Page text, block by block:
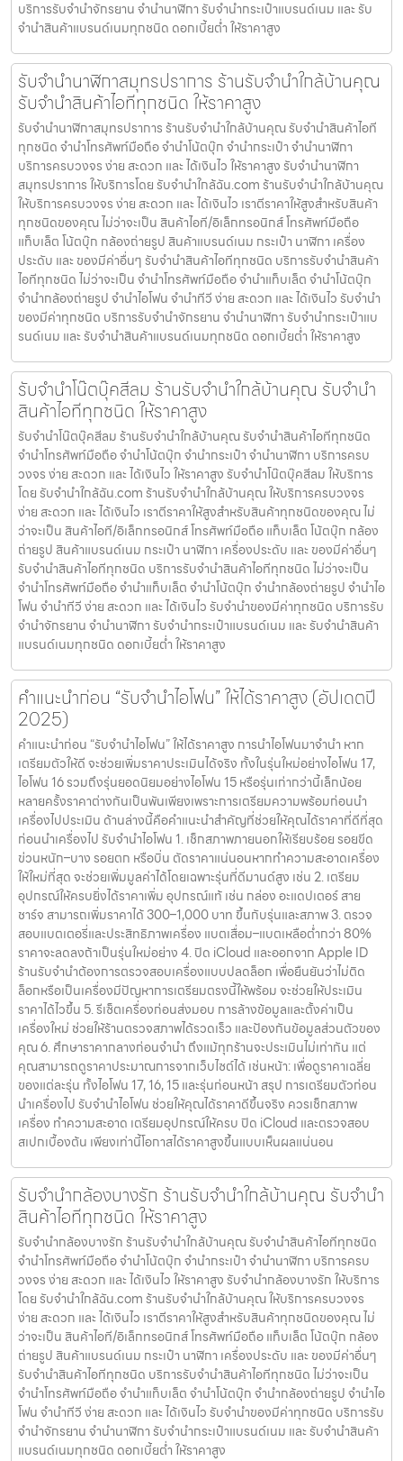
บริการรับจำนำจักรยาน จำนำนาฬิกา รับจำนำกระเป๋าแบรนด์เนม และ รับ
จำนำสินค้าแบรนด์เนมทุกชนิด ดอกเบี้ยต่ำ ให้ราคาสูง
รับจำนำนาฬิกาสมุทรปราการ ร้านรับจำนำใกล้บ้านคุณ
รับจำนำสินค้าไอทีทุกชนิด ให้ราคาสูง
รับจำนำนาฬิกาสมุทรปราการ ร้านรับจำนำใกล้บ้านคุณ รับจำนำสินค้าไอที
ทุกชนิด จำนำโทรศัพท์มือถือ จำนำโน้ตบุ๊ก จำนำกระเป๋า จำนำนาฬิกา
บริการครบวงจร ง่าย สะดวก และ ได้เงินไว ให้ราคาสูง รับจำนำนาฬิกา
สมุทรปราการ ให้บริการโดย รับจํานําใกล้ฉัน.com ร้านรับจำนำใกล้บ้านคุณ
ให้บริการครบวงจร ง่าย สะดวก และ ได้เงินไว เราตีราคาให้สูงสำหรับสินค้า
ทุกชนิดของคุณ ไม่ว่าจะเป็น สินค้าไอที/อิเล็กทรอนิกส์ โทรศัพท์มือถือ
แท็บเล็ต โน้ตบุ๊ก กล้องถ่ายรูป สินค้าแบรนด์เนม กระเป๋า นาฬิกา เครื่อง
ประดับ และ ของมีค่าอื่นๆ รับจำนำสินค้าไอทีทุกชนิด บริการรับจำนำสินค้า
ไอทีทุกชนิด ไม่ว่าจะเป็น จำนำโทรศัพท์มือถือ จำนำแท็บเล็ต จำนำโน้ตบุ๊ก
จำนำกล้องถ่ายรูป จำนำไอโฟน จำนำทีวี ง่าย สะดวก และ ได้เงินไว รับจำนำ
ของมีค่าทุกชนิด บริการรับจำนำจักรยาน จำนำนาฬิกา รับจำนำกระเป๋าแบ
รนด์เนม และ รับจำนำสินค้าแบรนด์เนมทุกชนิด ดอกเบี้ยต่ำ ให้ราคาสูง
รับจำนำโน๊ตบุ๊คสีลม ร้านรับจำนำใกล้บ้านคุณ รับจำนำ
สินค้าไอทีทุกชนิด ให้ราคาสูง
รับจำนำโน๊ตบุ๊คสีลม ร้านรับจำนำใกล้บ้านคุณ รับจำนำสินค้าไอทีทุกชนิด
จำนำโทรศัพท์มือถือ จำนำโน้ตบุ๊ก จำนำกระเป๋า จำนำนาฬิกา บริการครบ
วงจร ง่าย สะดวก และ ได้เงินไว ให้ราคาสูง รับจำนำโน๊ตบุ๊คสีลม ให้บริการ
โดย รับจํานําใกล้ฉัน.com ร้านรับจำนำใกล้บ้านคุณ ให้บริการครบวงจร
ง่าย สะดวก และ ได้เงินไว เราตีราคาให้สูงสำหรับสินค้าทุกชนิดของคุณ ไม่
ว่าจะเป็น สินค้าไอที/อิเล็กทรอนิกส์ โทรศัพท์มือถือ แท็บเล็ต โน้ตบุ๊ก กล้อง
ถ่ายรูป สินค้าแบรนด์เนม กระเป๋า นาฬิกา เครื่องประดับ และ ของมีค่าอื่นๆ
รับจำนำสินค้าไอทีทุกชนิด บริการรับจำนำสินค้าไอทีทุกชนิด ไม่ว่าจะเป็น
จำนำโทรศัพท์มือถือ จำนำแท็บเล็ต จำนำโน้ตบุ๊ก จำนำกล้องถ่ายรูป จำนำไอ
โฟน จำนำทีวี ง่าย สะดวก และ ได้เงินไว รับจำนำของมีค่าทุกชนิด บริการรับ
จำนำจักรยาน จำนำนาฬิกา รับจำนำกระเป๋าแบรนด์เนม และ รับจำนำสินค้า
แบรนด์เนมทุกชนิด ดอกเบี้ยต่ำ ให้ราคาสูง
คำแนะนำก่อน “รับจำนำไอโฟน” ให้ได้ราคาสูง (อัปเดตปี
2025)
คำแนะนำก่อน “รับจำนำไอโฟน” ให้ได้ราคาสูง การนำไอโฟนมาจำนำ หาก
เตรียมตัวให้ดี จะช่วยเพิ่มราคาประเมินได้จริง ทั้งในรุ่นใหม่อย่างไอโฟน 17,
ไอโฟน 16 รวมถึงรุ่นยอดนิยมอย่างไอโฟน 15 หรือรุ่นเก่ากว่านี้เล็กน้อย
หลายครั้งราคาต่างกันเป็นพันเพียงเพราะการเตรียมความพร้อมก่อนนำ
เครื่องไปประเมิน ด้านล่างนี้คือคำแนะนำสำคัญที่ช่วยให้คุณได้ราคาที่ดีที่สุด
ก่อนนำเครื่องไป รับจำนำไอโฟน 1. เช็กสภาพภายนอกให้เรียบร้อย รอยขีด
ข่วนหนัก–บาง รอยตก หรือบิ่น ตัดราคาแน่นอนหากทำความสะอาดเครื่อง
ให้ใหม่ที่สุด จะช่วยเพิ่มมูลค่าได้โดยเฉพาะรุ่นที่ดีมานด์สูง เช่น 2. เตรียม
อุปกรณ์ให้ครบยิ่งได้ราคาเพิ่ม อุปกรณ์แท้ เช่น กล่อง อะแดปเตอร์ สาย
ชาร์จ สามารถเพิ่มราคาได้ 300–1,000 บาท ขึ้นกับรุ่นและสภาพ 3. ตรวจ
สอบแบตเตอรี่และประสิทธิภาพเครื่อง แบตเสื่อม–แบตเหลือต่ำกว่า 80%
ราคาจะลดลงถ้าเป็นรุ่นใหม่อย่าง 4. ปิด iCloud และออกจาก Apple ID
ร้านรับจำนำต้องการตรวจสอบเครื่องแบบปลดล็อก เพื่อยืนยันว่าไม่ติด
ล็อกหรือเป็นเครื่องมีปัญหาการเตรียมตรงนี้ให้พร้อม จะช่วยให้ประเมิน
ราคาได้ไวขึ้น 5. รีเซ็ตเครื่องก่อนส่งมอบ การล้างข้อมูลและตั้งค่าเป็น
เครื่องใหม่ ช่วยให้ร้านตรวจสภาพได้รวดเร็ว และป้องกันข้อมูลส่วนตัวของ
คุณ 6. ศึกษาราคากลางก่อนจำนำ ถึงแม้ทุกร้านจะประเมินไม่เท่ากัน แต่
คุณสามารถดูราคาประมาณการจากเว็บไซต์ได้ เช่นหน้า: เพื่อดูราคาเฉลี่ย
ของแต่ละรุ่น ทั้งไอโฟน 17, 16, 15 และรุ่นก่อนหน้า สรุป การเตรียมตัวก่อน
นำเครื่องไป รับจำนำไอโฟน ช่วยให้คุณได้ราคาดีขึ้นจริง ควรเช็กสภาพ
เครื่อง ทำความสะอาด เตรียมอุปกรณ์ให้ครบ ปิด iCloud และตรวจสอบ
สเปกเบื้องต้น เพียงเท่านี้โอกาสได้ราคาสูงขึ้นแบบเห็นผลแน่นอน
รับจำนำกล้องบางรัก ร้านรับจำนำใกล้บ้านคุณ รับจำนำ
สินค้าไอทีทุกชนิด ให้ราคาสูง
รับจำนำกล้องบางรัก ร้านรับจำนำใกล้บ้านคุณ รับจำนำสินค้าไอทีทุกชนิด
จำนำโทรศัพท์มือถือ จำนำโน้ตบุ๊ก จำนำกระเป๋า จำนำนาฬิกา บริการครบ
วงจร ง่าย สะดวก และ ได้เงินไว ให้ราคาสูง รับจำนำกล้องบางรัก ให้บริการ
โดย รับจํานําใกล้ฉัน.com ร้านรับจำนำใกล้บ้านคุณ ให้บริการครบวงจร
ง่าย สะดวก และ ได้เงินไว เราตีราคาให้สูงสำหรับสินค้าทุกชนิดของคุณ ไม่
ว่าจะเป็น สินค้าไอที/อิเล็กทรอนิกส์ โทรศัพท์มือถือ แท็บเล็ต โน้ตบุ๊ก กล้อง
ถ่ายรูป สินค้าแบรนด์เนม กระเป๋า นาฬิกา เครื่องประดับ และ ของมีค่าอื่นๆ
รับจำนำสินค้าไอทีทุกชนิด บริการรับจำนำสินค้าไอทีทุกชนิด ไม่ว่าจะเป็น
จำนำโทรศัพท์มือถือ จำนำแท็บเล็ต จำนำโน้ตบุ๊ก จำนำกล้องถ่ายรูป จำนำไอ
โฟน จำนำทีวี ง่าย สะดวก และ ได้เงินไว รับจำนำของมีค่าทุกชนิด บริการรับ
จำนำจักรยาน จำนำนาฬิกา รับจำนำกระเป๋าแบรนด์เนม และ รับจำนำสินค้า
แบรนด์เนมทุกชนิด ดอกเบี้ยต่ำ ให้ราคาสูง